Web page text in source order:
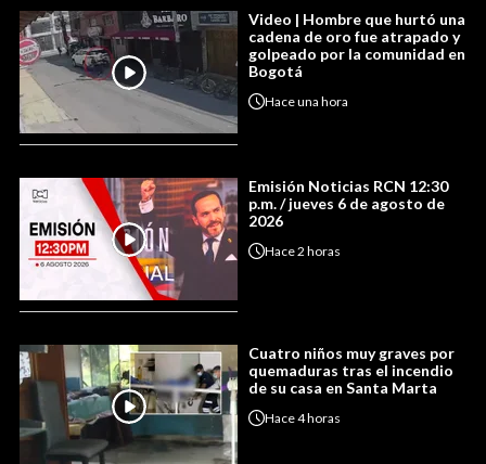
Video | Hombre que hurtó una
cadena de oro fue atrapado y
golpeado por la comunidad en
Bogotá
Haceuna hora
Emisión Noticias RCN 12:30
p.m. / jueves 6 de agosto de
2026
Hace2 horas
Cuatro niños muy graves por
quemaduras tras el incendio
de su casa en Santa Marta
Hace4 horas